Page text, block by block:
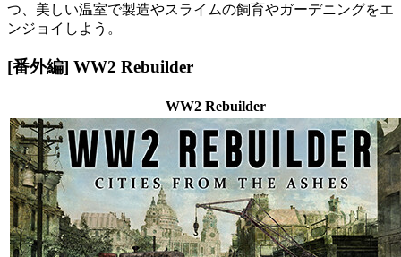
つ、美しい温室で製造やスライムの飼育やガーデニングをエ
ンジョイしよう。
[番外編] WW2 Rebuilder
WW2 Rebuilder